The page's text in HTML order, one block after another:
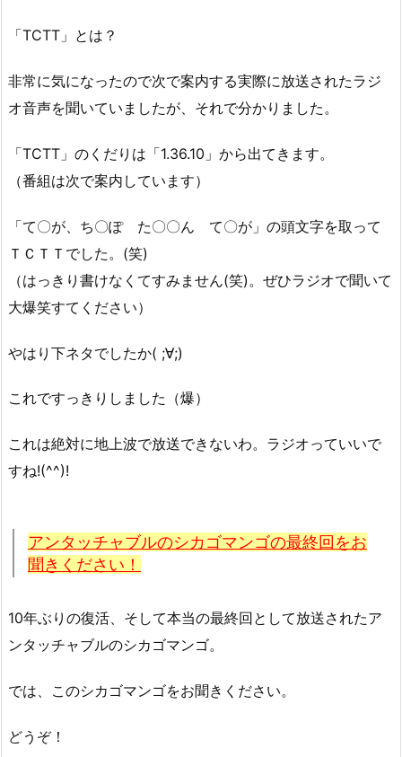
「TCTT」とは？
非常に気になったので次で案内する実際に放送されたラジ
オ音声を聞いていましたが、それで分かりました。
「TCTT」のくだりは「1.36.10」から出てきます。
（番組は次で案内しています）
「て〇が、ち〇ぽ た〇〇ん て〇が」の頭文字を取って
ＴＣＴＴでした。(笑)
（はっきり書けなくてすみません(笑)。ぜひラジオで聞いて
大爆笑すてください）
やはり下ネタでしたか( ;∀;)
これですっきりしました（爆）
これは絶対に地上波で放送できないわ。ラジオっていいで
すね!(^^)!
アンタッチャブルのシカゴマンゴの最終回をお
聞きください！
10年ぶりの復活、そして本当の最終回として放送されたア
ンタッチャブルのシカゴマンゴ。
では、このシカゴマンゴをお聞きください。
どうぞ！